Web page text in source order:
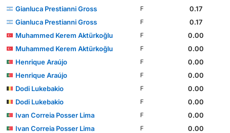
Gianluca Prestianni Gross
F
0.17
Gianluca Prestianni Gross
F
0.17
Muhammed Kerem Aktürkoğlu
F
0.00
Muhammed Kerem Aktürkoğlu
F
0.00
Henrique Araújo
F
0.00
Henrique Araújo
F
0.00
Dodi Lukebakio
F
0.00
Dodi Lukebakio
F
0.00
Ivan Correia Posser Lima
F
0.00
Ivan Correia Posser Lima
F
0.00